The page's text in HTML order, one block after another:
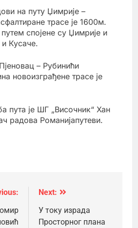
на путу Џимрије –
трасе је 1600м.
спојене су Џимрије и
Кусаче.
– Рубинићи
новоизграђене трасе је
пута је ШГ „Височник“ Хан
радова Романијапутеви.
Next:
У току израда
Просторног плана